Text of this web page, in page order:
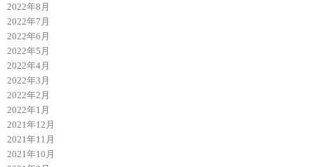
2022年8月
2022年7月
2022年6月
2022年5月
2022年4月
2022年3月
2022年2月
2022年1月
2021年12月
2021年11月
2021年10月